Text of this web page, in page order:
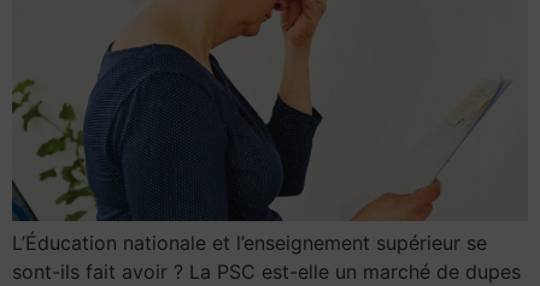
L’Éducation nationale et l’enseignement supérieur se
sont-ils fait avoir ? La PSC est-elle un marché de dupes